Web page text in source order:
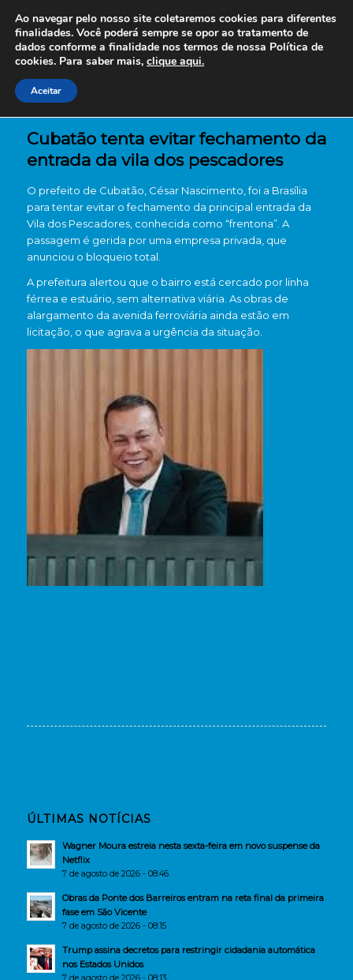
Cubatão tenta evitar fechamento da
entrada da vila dos pescadores
O prefeito de Cubatão, César Nascimento, foi a Brasília
para tentar evitar o fechamento da principal entrada da
Vila dos Pescadores, conhecida como “frentona”. A
passagem é gerida por uma empresa privada, que
anunciou o bloqueio total.
A prefeitura alertou que o bairro está cercado por linha
férrea e estuário, sem alternativa viária. As obras de
alargamento da avenida ferroviária ainda estão em
licitação, o que agrava a urgência da situação.
ÚLTIMAS NOTÍCIAS
Wagner Moura estreia nesta sexta-feira em novo suspense da
Netflix
7 de agosto de 2026 - 08:46
Obras da Ponte dos Barreiros entram na reta final da primeira
fase em São Vicente
7 de agosto de 2026 - 08:15
Trump assina decretos para restringir cidadania automática
nos Estados Unidos
Ao navegar pelo nosso site coletaremos cookies para diferentes
finalidades. Você poderá sempre se opor ao tratamento de
dados conforme a finalidade nos termos de nossa Política de
cookies. Para saber mais, clique aqui.
Aceitar